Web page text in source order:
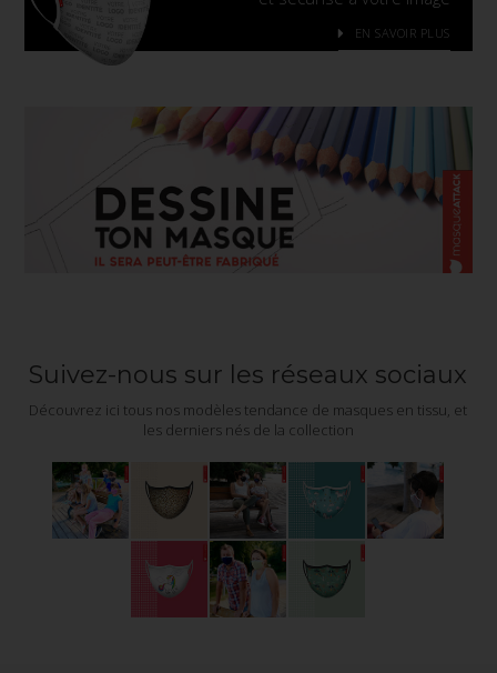
EN SAVOIR PLUS
Suivez-nous sur les réseaux sociaux
Découvrez ici tous nos modèles tendance de masques en tissu, et
les derniers nés de la collection